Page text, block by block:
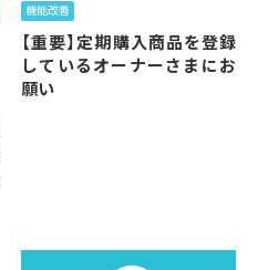
機能改善
【重要】定期購入商品を登録
しているオーナーさまにお
願い